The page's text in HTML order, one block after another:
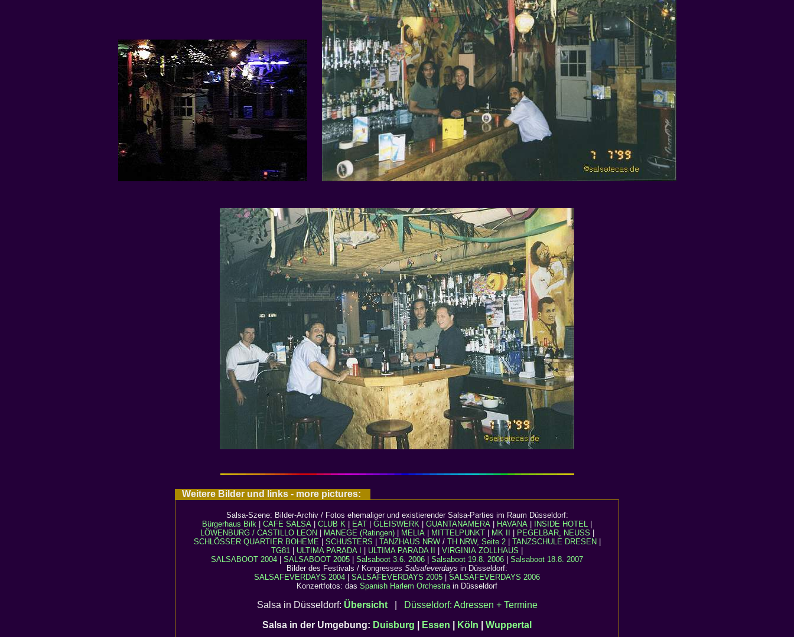
Weitere Bilder und links - more pictures:
Salsa-Szene: Bilder-Archiv / Fotos ehemaliger und existierender Salsa-Parties im Raum Düsseldorf:
Bürgerhaus Bilk
CAFE SALSA CLUB K EAT GLEISWERK GUANTANAMERA HAVANA INSIDE HOTEL
LÖWENBURG / CASTILLO LEON
MANEGE (Ratingen)| MELIA| MITTELPUNKT| MK II PEGELBAR, NEUSS
SCHLÖSSER QUARTIER BOHEME| SCHUSTERS TANZHAUS NRW/ TH NRW, Seite 2| TANZSCHULE DRESEN
TG81
ULTIMA PARADA I ULTIMA PARADA II VIRGINIA ZOLLHAUS
SALSABOOT 2004
SALSABOOT 2005 Salsaboot 3.6. 2006 Salsaboot 19.8. 2006
Salsaboot 18.8. 2007
Bilder des Festivals / Kongresses Salsafeverdays in Düsseldorf:
SALSAFEVERDAYS 2004
SALSAFEVERDAYS 2005
SALSAFEVERDAYS 2006
Konzertfotos: das Spanish Harlem Orchestrain Düsseldorf
Salsa in Düsseldorf: Übersicht|
Düsseldorf: Adressen + Termine
Salsa in der Umgebung: Duisburg Essen Köln Wuppertal